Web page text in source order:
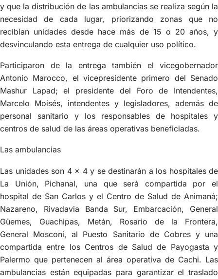
y que la distribución de las ambulancias se realiza según la
necesidad de cada lugar, priorizando zonas que no
recibían unidades desde hace más de 15 o 20 años, y
desvinculando esta entrega de cualquier uso político.
Participaron de la entrega también el vicegobernador
Antonio Marocco, el vicepresidente primero del Senado
Mashur Lapad; el presidente del Foro de Intendentes,
Marcelo Moisés, intendentes y legisladores, además de
personal sanitario y los responsables de hospitales y
centros de salud de las áreas operativas beneficiadas.
Las ambulancias
Las unidades son 4 x 4 y se destinarán a los hospitales de
La Unión, Pichanal, una que será compartida por el
hospital de San Carlos y el Centro de Salud de Animaná;
Nazareno, Rivadavia Banda Sur, Embarcación, General
Güemes, Guachipas, Metán, Rosario de la Frontera,
General Mosconi, al Puesto Sanitario de Cobres y una
compartida entre los Centros de Salud de Payogasta y
Palermo que pertenecen al área operativa de Cachi. Las
ambulancias están equipadas para garantizar el traslado